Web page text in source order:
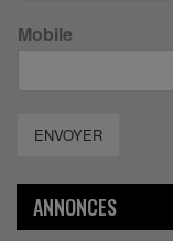
Mobile
ENVOYER
ANNONCES